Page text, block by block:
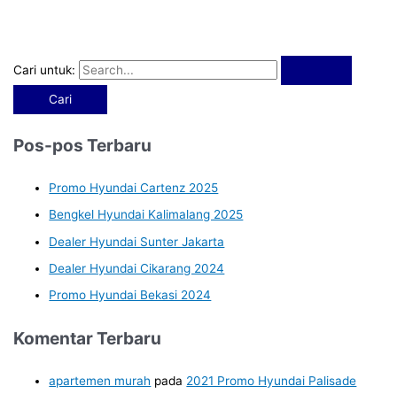
Cari untuk:
Pos-pos Terbaru
Promo Hyundai Cartenz 2025
Bengkel Hyundai Kalimalang 2025
Dealer Hyundai Sunter Jakarta
Dealer Hyundai Cikarang 2024
Promo Hyundai Bekasi 2024
Komentar Terbaru
apartemen murah pada 2021 Promo Hyundai Palisade